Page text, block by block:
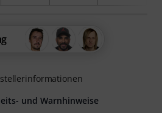
und Warnhinweise